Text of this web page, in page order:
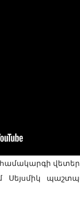
Սեյսմիկ